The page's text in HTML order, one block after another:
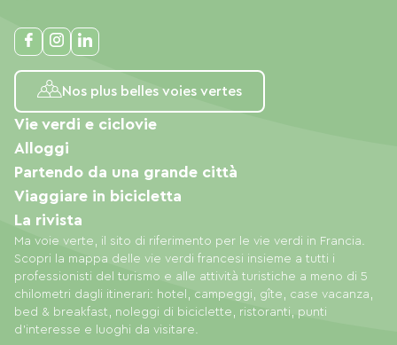
Nos plus belles voies vertes
Ma voie verte, il sito di riferimento per le vie verdi in Francia.
Scopri la mappa delle vie verdi francesi insieme a tutti i
professionisti del turismo e alle attività turistiche a meno di 5
chilometri dagli itinerari: hotel, campeggi, gîte, case vacanza,
bed & breakfast, noleggi di biciclette, ristoranti, punti
d'interesse e luoghi da visitare.
Vie verdi e ciclovie
Alloggi
Partendo da una grande città
Viaggiare in bicicletta
La rivista